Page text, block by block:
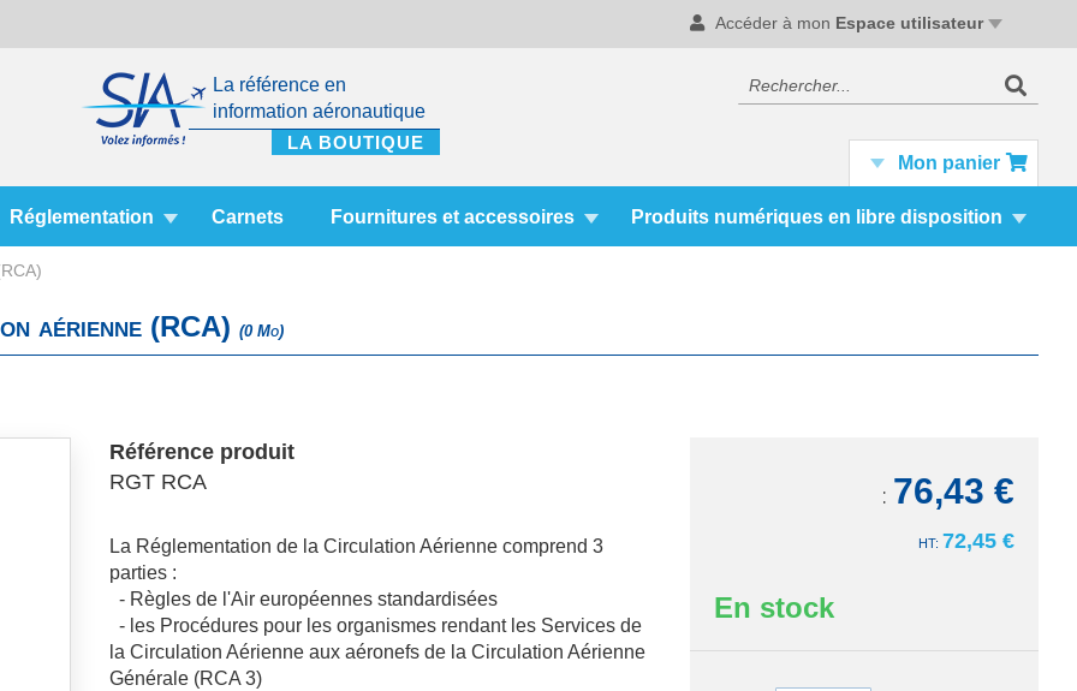
Accéder à mon Espace utilisateur
La référence en
information aéronautique
Mon panier
Réglementation Carnets Fournitures et accessoires Produits numériques en libre disposition
aérienne (RCA)(0 Mo)
TTC: 76,43 €
72,45 €
En stock
Référence produit
RGT RCA
La Réglementation de la Circulation Aérienne comprend 3
parties :
- Règles de l'Air européennes standardisées
- les Procédures pour les organismes rendant les Services de
la Circulation Aérienne aux aéronefs de la Circulation Aérienne
Générale (RCA 3)